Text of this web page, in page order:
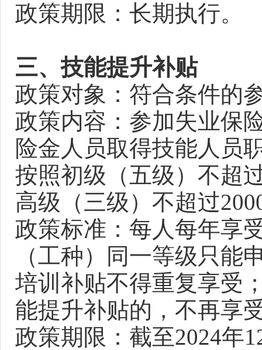
政策期限：长期执行。
三、技能提升补贴
政策对象：符合条件的
政策内容：参加失业保
险金人员取得技能人员
按照初级（五级）不超
高级（三级）不超过
政策标准：每人每年享
（工种）同一等级只能
培训补贴不得重复享受
能提升补贴的，不再享
政策期限：截至2024年